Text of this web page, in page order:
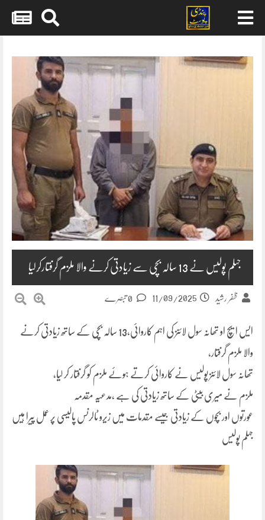
content
جہلم پولیس نے 13 سالہ بچی سے زیادتی کرنے والا ملزم گرفتارکرلیا
ظفر رشید 11/09/2025
ایس ایچ او تھانہ سول لائنز کی اہم کاروائی،13 سالہ بچی کے ساتھ زیادتی کرنے
والا ملزم گرفتار،
تھانہ سول لائنز پولیس نے کاروائی کرتے ہوئے ملزم کو گرفتار کر لیا،
ملزم نے میری بیٹی کے ساتھ زیادتی کی ہے ،مدعیہ مقدمہ
عورتوں اور بچوں کے زیادتی جیسے مقدمات میں زیرو ٹالرنس پالیسی پر عمل پیرا ہیں
جہلم پولیس